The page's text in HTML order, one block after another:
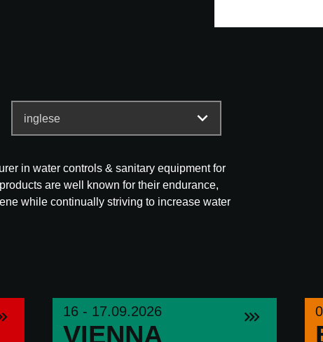
in water controls & sanitary equipment for
are well known for their endurance,
while continually striving to increase water
16 - 17.09.2026
VIENNA